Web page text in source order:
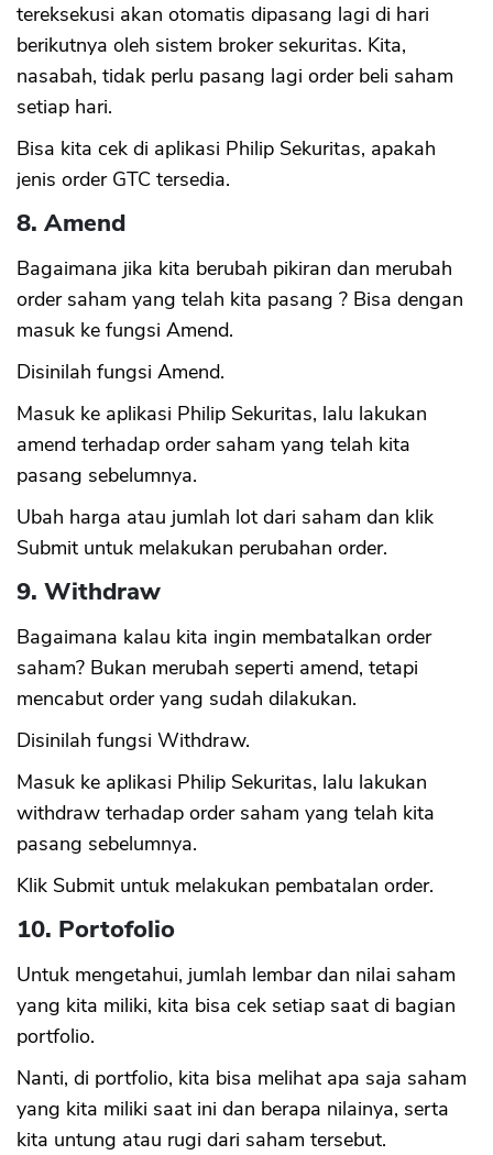
tereksekusi akan otomatis dipasang lagi di hari
berikutnya oleh sistem broker sekuritas. Kita,
nasabah, tidak perlu pasang lagi order beli saham
setiap hari.
Bisa kita cek di aplikasi Philip Sekuritas, apakah
jenis order GTC tersedia.
8. Amend
Bagaimana jika kita berubah pikiran dan merubah
order saham yang telah kita pasang ? Bisa dengan
masuk ke fungsi Amend.
Disinilah fungsi Amend.
Masuk ke aplikasi Philip Sekuritas, lalu lakukan
amend terhadap order saham yang telah kita
pasang sebelumnya.
Ubah harga atau jumlah lot dari saham dan klik
Submit untuk melakukan perubahan order.
9. Withdraw
Bagaimana kalau kita ingin membatalkan order
saham? Bukan merubah seperti amend, tetapi
mencabut order yang sudah dilakukan.
Disinilah fungsi Withdraw.
Masuk ke aplikasi Philip Sekuritas, lalu lakukan
withdraw terhadap order saham yang telah kita
pasang sebelumnya.
Klik Submit untuk melakukan pembatalan order.
10. Portofolio
Untuk mengetahui, jumlah lembar dan nilai saham
yang kita miliki, kita bisa cek setiap saat di bagian
portfolio.
Nanti, di portfolio, kita bisa melihat apa saja saham
yang kita miliki saat ini dan berapa nilainya, serta
kita untung atau rugi dari saham tersebut.